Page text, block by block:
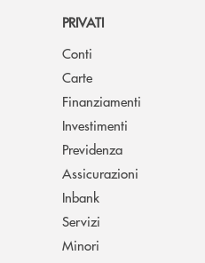
PRIVATI
Conti
Carte
Finanziamenti
Investimenti
Previdenza
Assicurazioni
Inbank
Servizi
Minori